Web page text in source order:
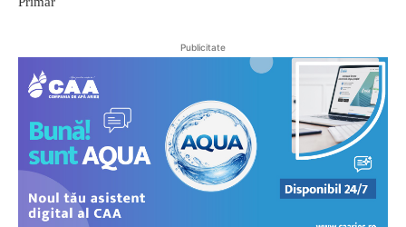
Publicitate